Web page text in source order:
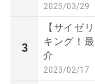
2025/03/29
3
【サイゼ
キング！
介
2023/02/17